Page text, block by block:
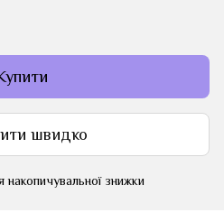
швидко
накопичувальної знижки